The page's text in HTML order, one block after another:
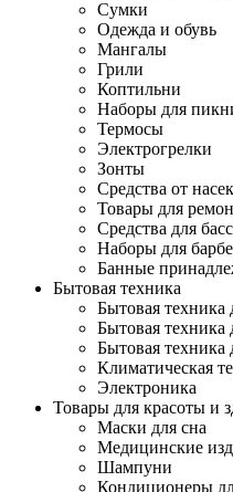
Сумки
Одежда и обувь
Мангалы
Грили
Коптильни
Наборы для
Термосы
Электрогрелки
Зонты
Средства от
Товары для
Средства для
Наборы для
Банные
Бытовая техника
Бытовая техника
Бытовая техника
Бытовая техника
Климатическая
Электроника
Товары для красоты и
Маски для сна
Медицинские
Шампуни
Кондиционеры